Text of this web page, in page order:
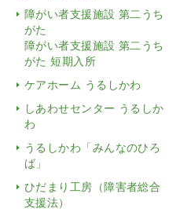
障がい者支援施設 第二うち
がた
障がい者支援施設 第二うち
がた 短期入所
ケアホーム うるしかわ
しあわせセンター うるしか
わ
うるしかわ「みんなのひろ
ば」
ひだまり工房（障害者総合
支援法）